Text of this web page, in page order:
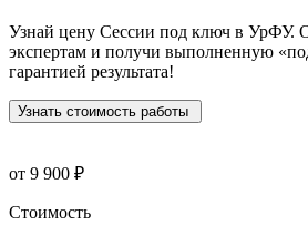
Узнай цену Сессии под ключ в УрФУ.
экспертам и получи выполненную
гарантией результата!
Узнать стоимость работы
от 9 900 ₽
Стоимость